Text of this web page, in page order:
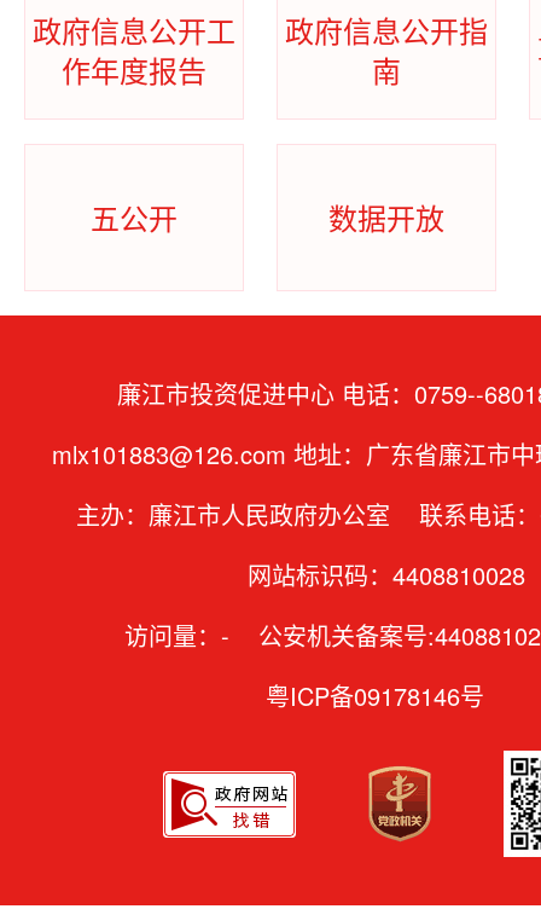
政府信息公开工
作年度报告
政府信息公开指
南
五公开 数据开放
廉江市投资促进中心 电话：0759--
mlx101883@126.com 地址：广东省廉江市
主办：廉江市人民政府办公室 联系电话
网站标识码：4408810028
访问量： - 公安机关备案号
粤ICP备09178146号